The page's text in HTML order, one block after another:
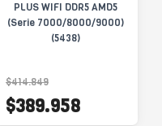
PLUS WIFI DDR5 AMD5
(Serie 7000/8000/9000)
(5438)
$414.849
$389.958